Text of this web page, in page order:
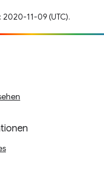
11-09 (UTC).